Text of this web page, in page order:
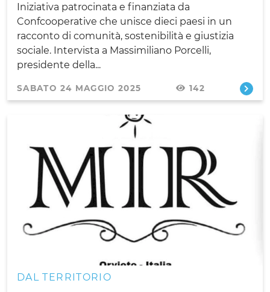
Iniziativa patrocinata e finanziata da
Confcooperative che unisce dieci paesi in un
racconto di comunità, sostenibilità e giustizia
sociale. Intervista a Massimiliano Porcelli,
presidente della...
SABATO 24 MAGGIO 2025 142
DAL TERRITORIO